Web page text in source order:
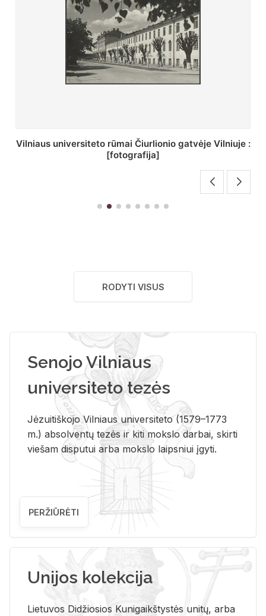
St. Batoro universiteto J. Pilsudskio kolegija :
[fotografija]
RODYTI VISUS
Senojo Vilniaus
universiteto tezės
Jėzuitiškojo Vilniaus universiteto (1579–1773
m.) absolventų tezės ir kiti mokslo darbai, skirti
viešam disputui arba mokslo laipsniui įgyti.
PERŽIŪRĖTI
Unijos kolekcija
Lietuvos Didžiosios Kunigaikštystės unitų, arba